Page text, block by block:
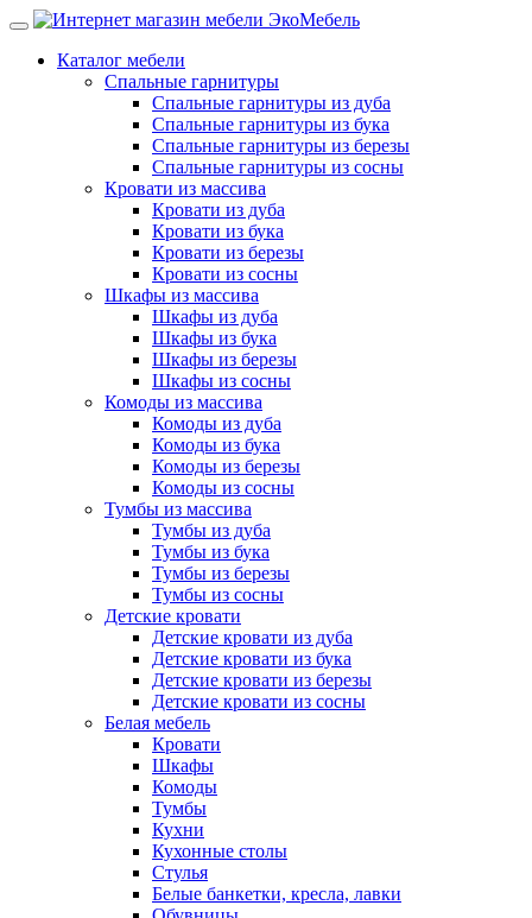
Каталог мебели
Спальные гарнитуры
Спальные гарнитуры из дуба
Спальные гарнитуры из бука
Спальные гарнитуры из березы
Спальные гарнитуры из сосны
Кровати из массива
Кровати из дуба
Кровати из бука
Кровати из березы
Кровати из сосны
Шкафы из массива
Шкафы из дуба
Шкафы из бука
Шкафы из березы
Шкафы из сосны
Комоды из массива
Комоды из дуба
Комоды из бука
Комоды из березы
Комоды из сосны
Тумбы из массива
Тумбы из дуба
Тумбы из бука
Тумбы из березы
Тумбы из сосны
Детские кровати
Детские кровати из дуба
Детские кровати из бука
Детские кровати из березы
Детские кровати из сосны
Белая мебель
Кровати
Шкафы
Комоды
Тумбы
Кухни
Кухонные столы
Стулья
Белые банкетки, кресла, лавки